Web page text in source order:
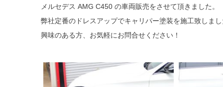
メルセデス AMG C450 の車両販売をさせて頂きました。
弊社定番のドレスアップでキャリパー塗装を施工致しま
興味のある方、お気軽にお問合せください！